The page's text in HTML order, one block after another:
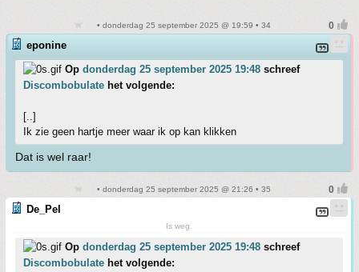
• donderdag 25 september 2025 @ 19:59 • 34
eponine
Op donderdag 25 september 2025 19:48 schreef
Discombobulate het volgende:
[..]
Ik zie geen hartje meer waar ik op kan klikken
Dat is wel raar!
• donderdag 25 september 2025 @ 21:26 • 35
De_Pel
Is weg.
Op donderdag 25 september 2025 19:48 schreef
Discombobulate het volgende: